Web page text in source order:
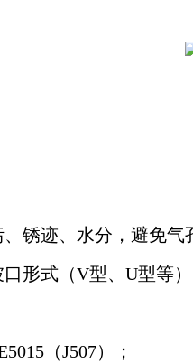
锈迹、水分，避免气
形式（V型、U型等）
（J507）；